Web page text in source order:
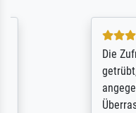
5 / 5
Die
getrübt, dass
angegebenen
Überraschung